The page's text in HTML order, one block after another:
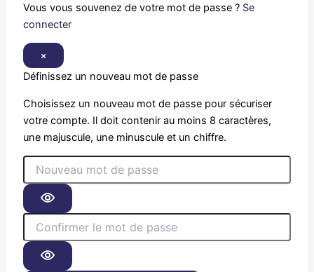
Vous vous souvenez de votre mot de passe ? Se
connecter
×
Définissez un nouveau mot de passe
Choisissez un nouveau mot de passe pour sécuriser
votre compte. Il doit contenir au moins 8 caractères,
une majuscule, une minuscule et un chiffre.